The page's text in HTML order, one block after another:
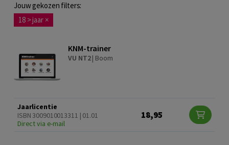
Jouw gekozen filters:
18 > jaar ×
KNM-trainer
VU NT2| Boom
Jaarlicentie
ISBN 3009010013311 | 01.01
Direct via e-mail
18,95